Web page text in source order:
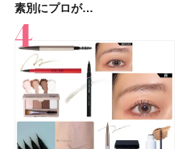
素別にプロが…
膜が強化され…
素別にプロが…
集団・マキア…
選び方＆糖質・脂…
アム・ロング…
「baramood」を3名様…
ベブルベ分け！